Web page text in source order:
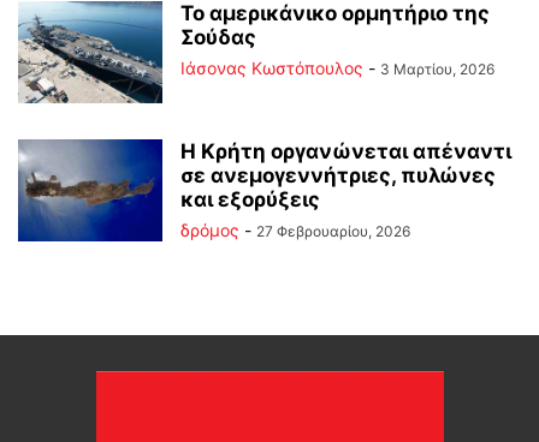
Το αμερικάνικο ορμητήριο της
Σούδας
Ιάσονας Κωστόπουλος - 3 Μαρτίου, 2026
Η Κρήτη οργανώνεται απέναντι
σε ανεμογεννήτριες, πυλώνες
και εξορύξεις
δρόμος - 27 Φεβρουαρίου, 2026